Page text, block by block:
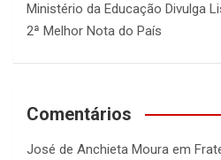
Ministério da Educação Divulga
2ª Melhor Nota do País
Comentários
José de Anchieta Moura em